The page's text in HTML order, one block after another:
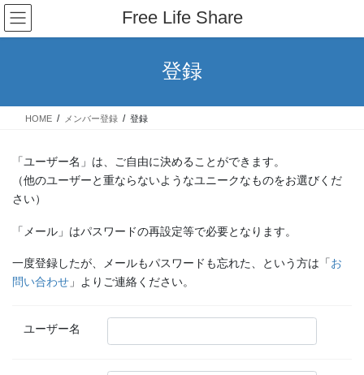
コ
ン
テ
ス
ナ
ビ
ゲ
ン
Free Life Share
登録
HOME メンバー登録 登録
「ユーザー名」は、ご自由に決めることができます。
（他のユーザーと重ならないようなユニークなものをお選びくだ
さい）
「メール」はパスワードの再設定等で必要となります。
一度登録したが、メールもパスワードも忘れた、という方は「お
問い合わせ 」よりご連絡ください。
ユーザー名